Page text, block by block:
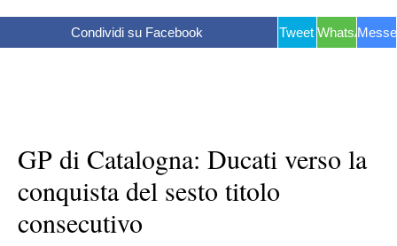
Condividi su Facebook Tweet WhatsApp
GP di Catalogna: Ducati verso la
conquista del sesto titolo
consecutivo